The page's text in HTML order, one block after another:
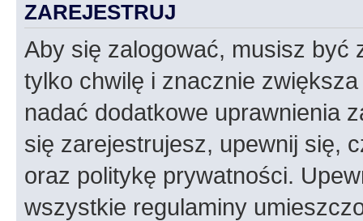
ZAREJESTRUJ
Aby się zalogować, musisz być
tylko chwilę i znacznie
nadać dodatkowe uprawnienia
się zarejestrujesz, upewnij się,
oraz politykę prywatności.
wszystkie regulaminy